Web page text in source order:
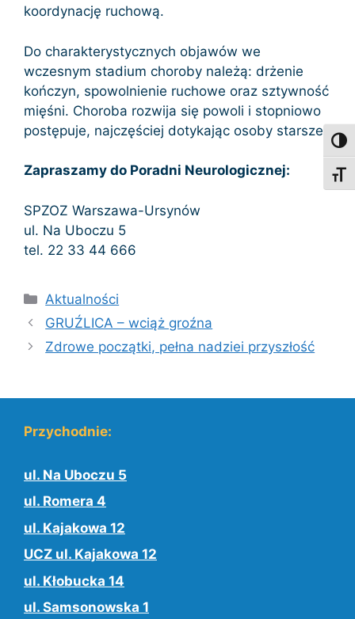
koordynację ruchową.
Do charakterystycznych objawów we
wczesnym stadium choroby należą: drżenie
kończyn, spowolnienie ruchowe oraz sztywność
mięśni. Choroba rozwija się powoli i stopniowo
postępuje, najczęściej dotykając osoby starsze.
Zapraszamy do Poradni Neurologicznej:
SPZOZ Warszawa-Ursynów
ul. Na Uboczu 5
tel. 22 33 44 666
Kategorie
Aktualności
GRUŹLICA – wciąż groźna
Zdrowe początki, pełna nadziei przyszłość
Przychodnie:
ul. Na Uboczu 5
ul. Romera 4
ul. Kajakowa 12
UCZ ul. Kajakowa 12
ul. Kłobucka 14
ul. Samsonowska 1